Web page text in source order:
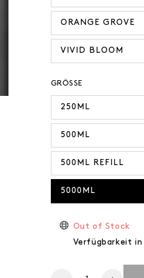
ORANGE GROVE
VIVID BLOOM
GRÖSSE
250ML
500ML
500ML REFILL
5000ML
Out of Stock
Verfügbarkeit